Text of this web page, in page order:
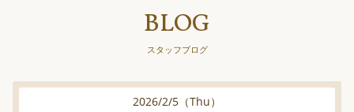
BLOG
スタッフブログ
2026/2/5 （Thu）